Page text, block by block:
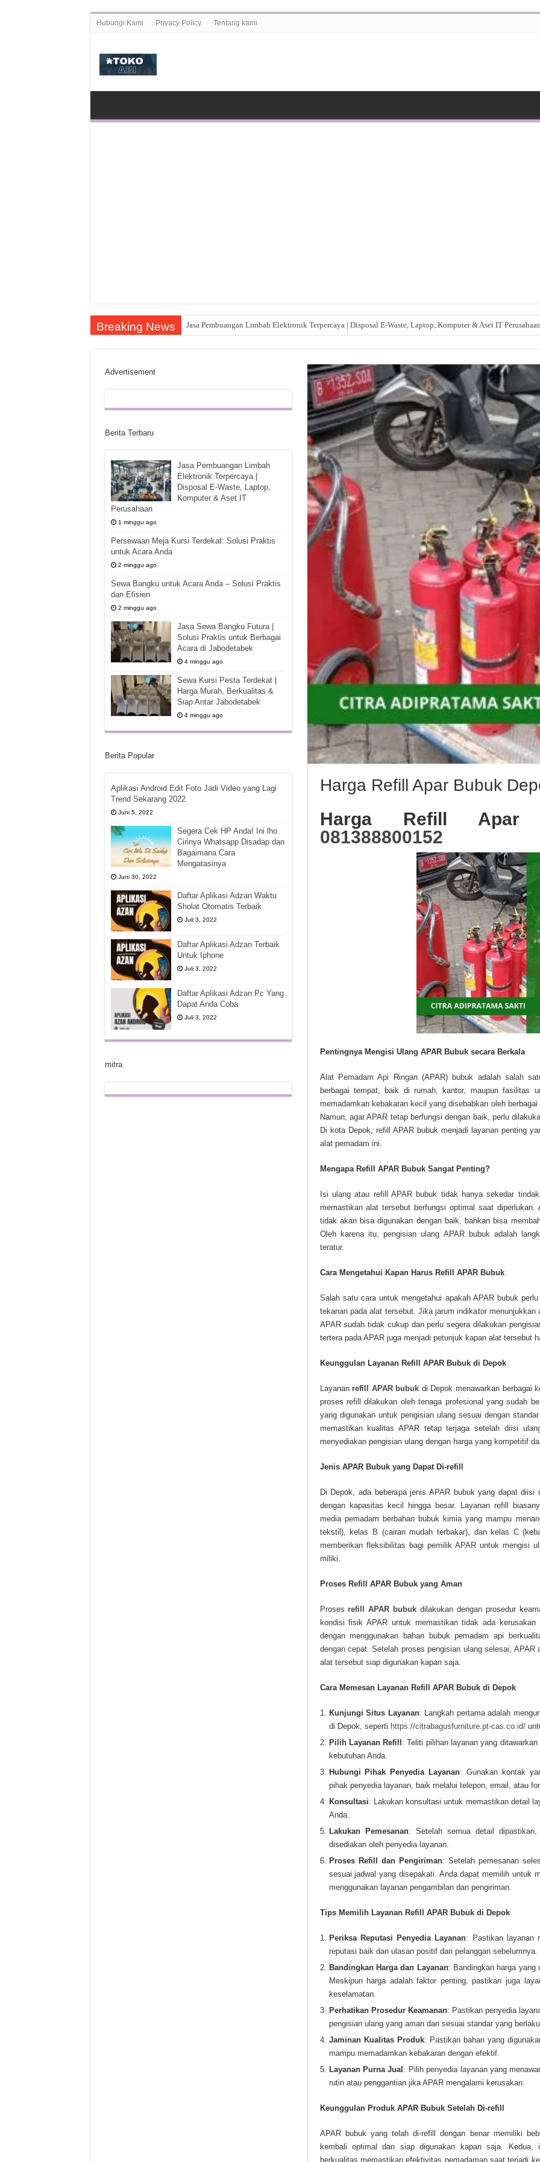
Hubungi Kami Privacy Policy Tentang kami
Breaking News Jasa Pembuangan Limbah Elektronik Terpercaya | Disposal E-Waste, Laptop, Komputer & Aset IT
Harga Refill Apar Bubuk
Harga Refill Apar
081388800152
Pentingnya Mengisi Ulang APAR Bubuk secara Berkala
Alat Pemadam Api Ringan (APAR) bubuk adalah salah
berbagai tempat, baik di rumah, kantor, maupun fasilitas
memadamkan kebakaran kecil yang disebabkan oleh
Namun, agar APAR tetap berfungsi dengan baik, perlu
Di kota Depok, refill APAR bubuk menjadi layanan penting
alat pemadam ini.
Mengapa Refill APAR Bubuk Sangat Penting?
Isi ulang atau refill APAR bubuk tidak hanya sekedar
memastikan alat tersebut berfungsi optimal saat
tidak akan bisa digunakan dengan baik, bahkan bisa
Oleh karena itu, pengisian ulang APAR bubuk adalah
teratur.
Cara Mengetahui Kapan Harus Refill APAR Bubuk
Salah satu cara untuk mengetahui apakah APAR bubuk
tekanan pada alat tersebut. Jika jarum indikator
APAR sudah tidak cukup dan perlu segera dilakukan
tertera pada APAR juga menjadi petunjuk kapan alat tersebut
Keunggulan Layanan Refill APAR Bubuk di Depok
Layanan refill APAR bubuk di Depok menawarkan berbagai
proses refill dilakukan oleh tenaga profesional yang sudah
yang digunakan untuk pengisian ulang sesuai dengan
memastikan kualitas APAR tetap terjaga setelah diisi
menyediakan pengisian ulang dengan harga yang kompetitif
Jenis APAR Bubuk yang Dapat Di-refill
Di Depok, ada beberapa jenis APAR bubuk yang dapat diisi
dengan kapasitas kecil hingga besar. Layanan refill
media pemadam berbahan bubuk kimia yang mampu
tekstil), kelas B (cairan mudah terbakar), dan kelas C
memberikan fleksibilitas bagi pemilik APAR untuk mengisi
miliki.
Proses Refill APAR Bubuk yang Aman
Proses refill APAR bubuk dilakukan dengan prosedur
kondisi fisik APAR untuk memastikan tidak ada
dengan menggunakan bahan bubuk pemadam api
dengan cepat. Setelah proses pengisian ulang selesai,
alat tersebut siap digunakan kapan saja.
Cara Memesan Layanan Refill APAR Bubuk di Depok
Kunjungi Situs Layanan: Langkah pertama adalah
di Depok, seperti https://citrabagusfurniture.pt-cas.co.id/
Pilih Layanan Refill : Teliti pilihan layanan yang
kebutuhan Anda.
Hubungi Pihak Penyedia Layanan: Gunakan kontak
pihak penyedia layanan, baik melalui telepon, email, atau
Konsultasi: Lakukan konsultasi untuk memastikan detail
Anda.
Lakukan Pemesanan: Setelah semua detail
disediakan oleh penyedia layanan.
Proses Refill dan Pengiriman: Setelah pemesanan
sesuai jadwal yang disepakati. Anda dapat memilih untuk
menggunakan layanan pengambilan dan pengiriman.
Tips Memilih Layanan Refill APAR Bubuk di Depok
Periksa Reputasi Penyedia Layanan: Pastikan layanan
reputasi baik dan ulasan positif dari pelanggan sebelumnya.
Bandingkan Harga dan Layanan: Bandingkan harga yang
Meskipun harga adalah faktor penting, pastikan juga
keselamatan.
Perhatikan Prosedur Keamanan: Pastikan penyedia
pengisian ulang yang aman dan sesuai standar yang
Jaminan Kualitas Produk: Pastikan bahan yang
mampu memadamkan kebakaran dengan efektif.
Layanan Purna Jual : Pilih penyedia layanan yang
rutin atau penggantian jika APAR mengalami kerusakan.
Keunggulan Produk APAR Bubuk Setelah Di-refill
APAR bubuk yang telah di-refill dengan benar memiliki
kembali optimal dan siap digunakan kapan saja.
berkualitas memastikan efektivitas pemadaman saat terjadi
Advertisement
Berita Terbaru
Jasa Pembuangan Limbah
Elektronik Terpercaya |
Disposal E-Waste, Laptop,
Komputer & Aset IT
Perusahaan
1 minggu ago
Persewaan Meja Kursi Terdekat: Solusi Praktis
untuk Acara Anda
2 minggu ago
Sewa Bangku untuk Acara Anda – Solusi Praktis
dan Efisien
2 minggu ago
Jasa Sewa Bangku Futura |
Solusi Praktis untuk Berbagai
Acara di Jabodetabek
4 minggu ago
Sewa Kursi Pesta Terdekat |
Harga Murah, Berkualitas &
Siap Antar Jabodetabek
4 minggu ago
Berita Popular
Aplikasi Android Edit Foto Jadi Video yang Lagi
Trend Sekarang 2022
Juni 5, 2022
Segera Cek HP Anda! Ini lho
Cirinya Whatsapp Disadap dan
Bagaimana Cara
Mengatasinya
Juni 30, 2022
Daftar Aplikasi Adzan Waktu
Sholat Otomatis Terbaik
Juli 3, 2022
Daftar Aplikasi Adzan Terbaik
Untuk Iphone
Juli 3, 2022
Daftar Aplikasi Adzan Pc Yang
Dapat Anda Coba
Juli 3, 2022
mitra